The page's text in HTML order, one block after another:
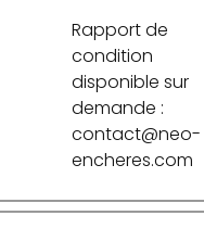
Rapport de
condition
disponible sur
demande :
contact@neo-
encheres.com